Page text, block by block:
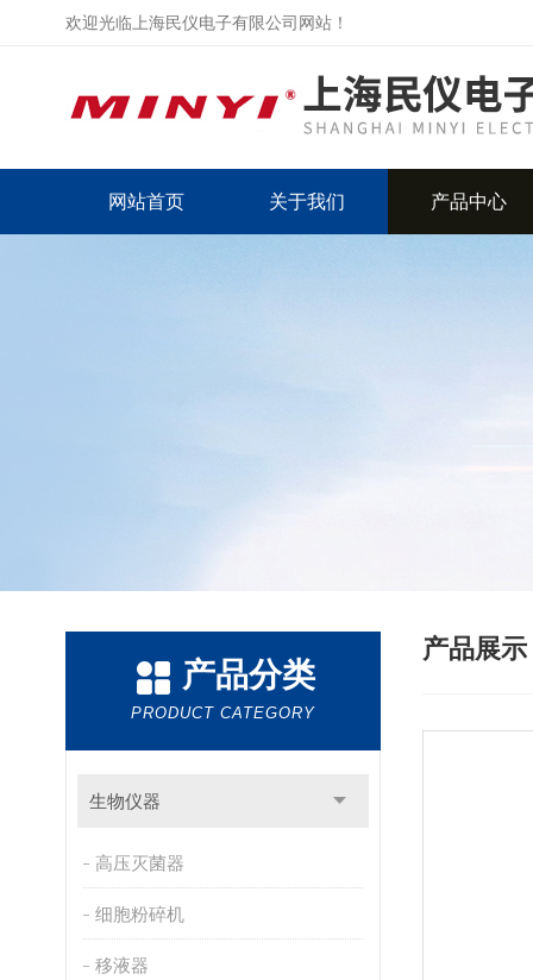
欢迎光临上海民仪电子有限公司网站！
网站首页 关于我们 产品中心
产品分类
PRODUCT CATEGORY
生物仪器
高压灭菌器
细胞粉碎机
移液器
产品展示